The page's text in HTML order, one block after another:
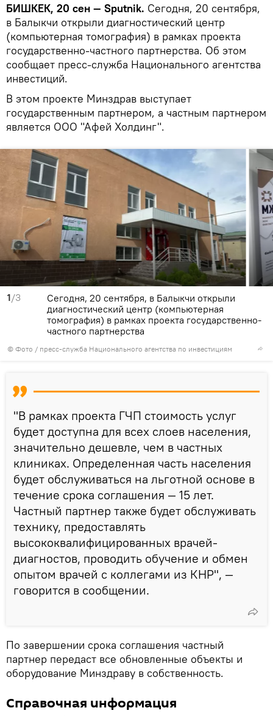
БИШКЕК, 20 сен — Sputnik. Сегодня, 20 сентября,
в Балыкчи открыли диагностический центр
(компьютерная томография) в рамках проекта
государственно-частного партнерства. Об этом
сообщает пресс-служба Национального агентства
инвестиций.
В этом проекте Минздрав выступает
государственным партнером, а частным партнером
является ООО "Афей Холдинг".
1/3
© Фото / пресс-служба Национального агентства по инвестициям
Сегодня, 20 сентября, в Балыкчи открыли
диагностический центр (компьютерная
томография) в рамках проекта государственно-
частного партнерства
"В рамках проекта ГЧП стоимость услуг
будет доступна для всех слоев населения,
значительно дешевле, чем в частных
клиниках. Определенная часть населения
будет обслуживаться на льготной основе в
течение срока соглашения — 15 лет.
Частный партнер также будет обслуживать
технику, предоставлять
высококвалифицированных врачей-
диагностов, проводить обучение и обмен
опытом врачей с коллегами из КНР", —
говорится в сообщении.
По завершении срока соглашения частный
партнер передаст все обновленные объекты и
оборудование Минздраву в собственность.
Справочная информация